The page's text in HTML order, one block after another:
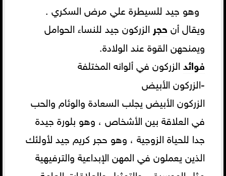
وهو جيد للسيطرة علي مرض السكري .
ويقال أن حجر الزركون جيد للنساء الحوامل
ويمنحهن القوة عند الولادة.
فوائد الزركون في ألوانه المختلفة
-الزركون الأبيض
الزركون الأبيض يجلب السعادة والوئام والحب
في العلاقة بين الأشخاص ، وهو بلورة جيدة
جدا للحياة الزوجية ، وهو حجر كريم جيد لأولئك
الذين يعملون في المهن الإبداعية والترفيهية